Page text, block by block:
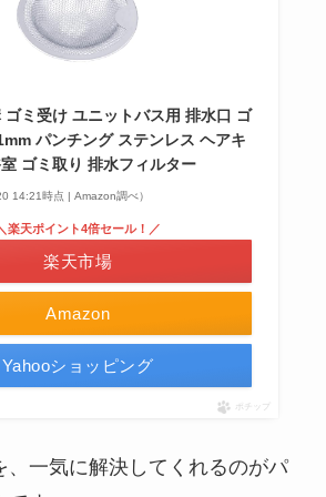
ゴミ受け ユニットバス用 排水口 ゴ
パンチング ステンレス ヘアキ
ゴミ取り 排水フィルター
14:21時点 | Amazon調べ）
Amazon
楽天ポイント4倍セール！／
楽天市場
Yahooショッピング
ポチップ
、一気に解決してくれるのがパ